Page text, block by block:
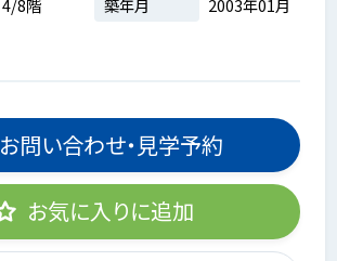
4/8階 築年月 2003年01月
お問い合わせ・見学予約
お気に入りに追加